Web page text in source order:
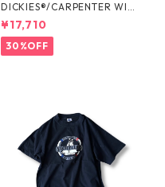
DICKIES®/CARPENTER WIDE
SHORTS -SEDAN ALL-PURPO
SE-
¥17,710
30%OFF